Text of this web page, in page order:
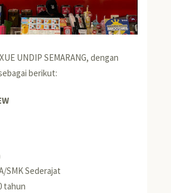
UNDIP SEMARANG, dengan
berikut:
SMK Sederajat
tahun